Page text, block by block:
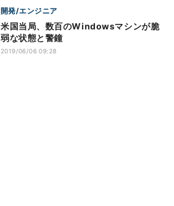
開発/エンジニア
米国当局、数百のWindowsマシンが脆
弱な状態と警鐘
2019/06/06 09:28